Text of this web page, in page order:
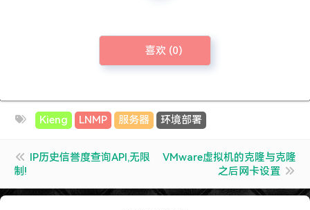
喜欢 (0)
Kieng LNMP 服务器 环境部署
IP历史信誉度查询API,无限
制!
VMware虚拟机的克隆与克隆
之后网卡设置